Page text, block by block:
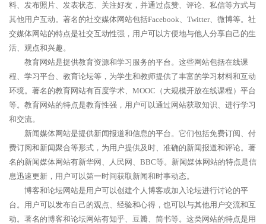
料、发布照片、发表状态、关注好友，并通过点赞、评论、私信等方式与
其他用户互动。著名的社交媒体网站包括Facebook、Twitter、微博等。社
交媒体网站的特点是社交互动性强，用户可以方便地与他人分享自己的生
活、观点和兴趣。
教育网站是提供教育资源和学习服务的平台。这些网站包括在线课
程、学习平台、教育论坛等，为学生和教师提供了丰富的学习材料和互动
环境。著名的教育网站有百度学术、MOOC（大规模开放在线课程）平台
等。教育网站的特点是教育性强，用户可以通过网站获取知识、进行学习
和交流。
新闻媒体网站是提供新闻报道和信息的平台。它们包括免费订阅、付
费订阅和新闻聚合等形式，为用户提供及时、准确的新闻报道和评论。著
名的新闻媒体网站有新华网、人民网、BBC等。新闻媒体网站的特点是信
息迅速更新，用户可以第一时间获取新闻和时事动态。
博客和论坛网站是用户可以创建个人博客或加入论坛进行讨论的平
台。用户可以发布自己的观点、经验和心得，也可以与其他用户交流和互
动。著名的博客和论坛网站有知乎、豆瓣、简书等。这类网站的特点是用